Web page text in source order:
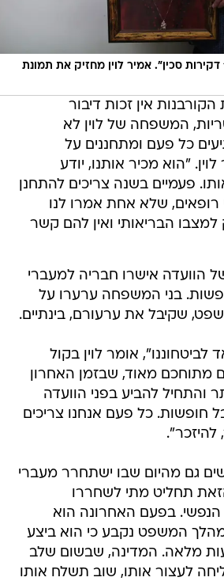
"בסוף הוא הרג אותה ב-11 דקירות סכין". אמיר לוין מחזיק את תמונת
אין זכות דיבור
המשפחה של לוין לא
כל פעם ומתחננים על
"הוא מכיר אותנו, יודע
פעמיים בשנה צריכים להתחנן
רופאים, שלא אחת אמרו לנו
הבריאותי ואין להם קשר
הוועדה אישרו חבריה למעברי
בני המשפחה ערערו על
שקיבל את ערעורם, בינתיים.
אומר לוין בקול
מתוחכם מאוד, שבזמן האחרון
והתחיל להביע בפני הוועדה
חופשות. כל פעם אנחנו צריכים
גם מהיום שבו ישתחרר מעברי
תחליט מתי לשחררו
בפעם האחרונה הוא
המשפט נקבע כי הוא ביצע
מלאה. המדינה, שבשום שלב
לעצור אותו, שוב תשלח אותו